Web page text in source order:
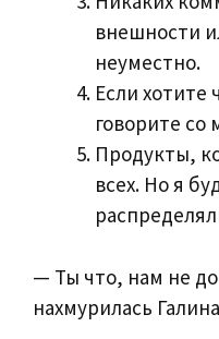
внешности
неуместно.
Если хотите
говорите
Продукты,
всех. Но я
— Ты что, нам не
нахмурилась